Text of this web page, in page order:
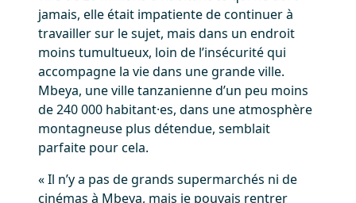
jamais, elle était impatiente de continuer à
travailler sur le sujet, mais dans un endroit
moins tumultueux, loin de l’insécurité qui
accompagne la vie dans une grande ville.
Mbeya, une ville tanzanienne d’un peu moins
de 240 000 habitant·es, dans une atmosphère
montagneuse plus détendue, semblait
parfaite pour cela.
« Il n’y a pas de grands supermarchés ni de
cinémas à Mbeya, mais je pouvais rentrer